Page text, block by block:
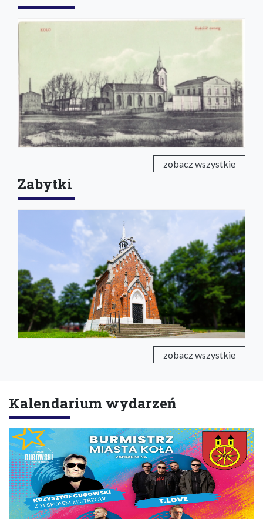
zobacz wszystkie
Zabytki
zobacz wszystkie
Kalendarium wydarzeń